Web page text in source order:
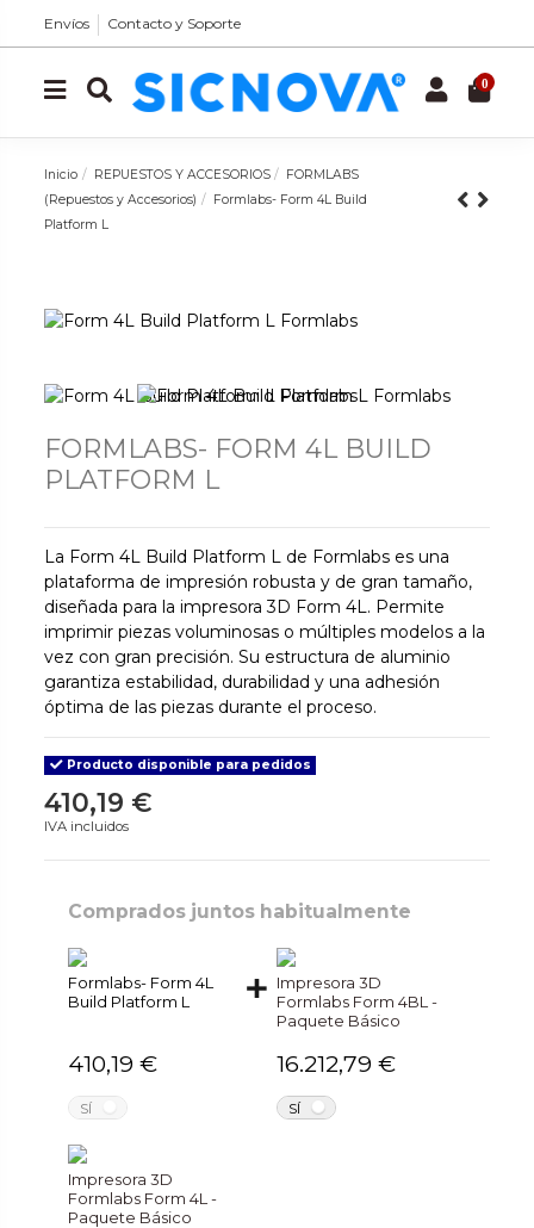
Envíos Contacto y Soporte
0
Inicio REPUESTOS Y ACCESORIOS
FORMLABS
(Repuestos y Accesorios)
Formlabs- Form 4L Build
Platform L
FORMLABS- FORM 4L BUILD
PLATFORM L
La Form 4L Build Platform L de Formlabs es una
plataforma de impresión robusta y de gran tamaño,
diseñada para la impresora 3D Form 4L. Permite
imprimir piezas voluminosas o múltiples modelos a la
vez con gran precisión. Su estructura de aluminio
garantiza estabilidad, durabilidad y una adhesión
óptima de las piezas durante el proceso.
Producto disponible para pedidos
410,19 €
IVA incluidos
Comprados juntos habitualmente
Formlabs- Form 4L
Build Platform L
410,19 €
SÍ
Impresora 3D
Formlabs Form 4BL -
Paquete Básico
16.212,79 €
SÍ
Impresora 3D
Formlabs Form 4L -
Paquete Básico